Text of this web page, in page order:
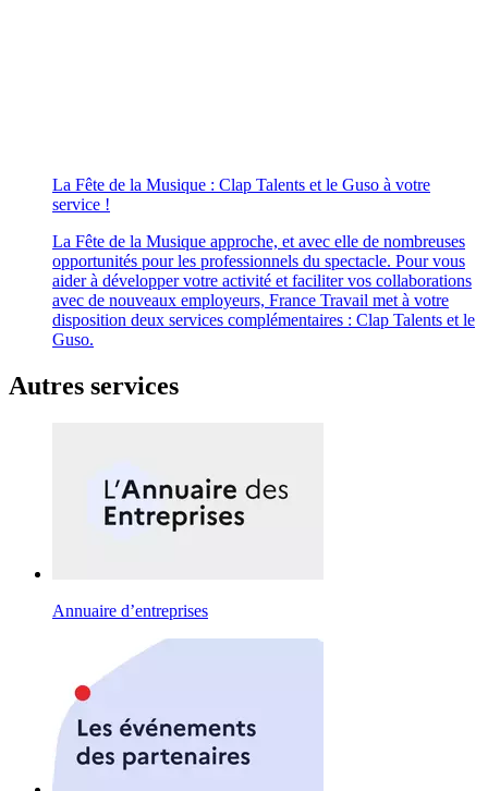
La Fête de la Musique : Clap Talents et le Guso à votre
service !
La Fête de la Musique approche, et avec elle de nombreuses
opportunités pour les professionnels du spectacle. Pour vous
aider à développer votre activité et faciliter vos collaborations
avec de nouveaux employeurs, France Travail met à votre
disposition deux services complémentaires : Clap Talents et le
Guso.
Autres services
Annuaire d’entreprises